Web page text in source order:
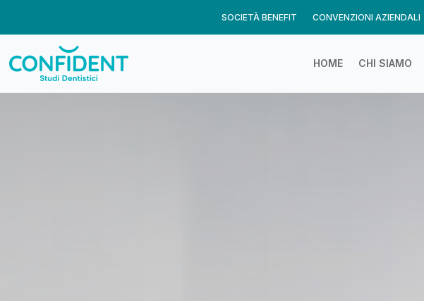
SOCIETÀ BENEFIT CONVENZIONI AZIENDALI
HOME CHI SIAMO